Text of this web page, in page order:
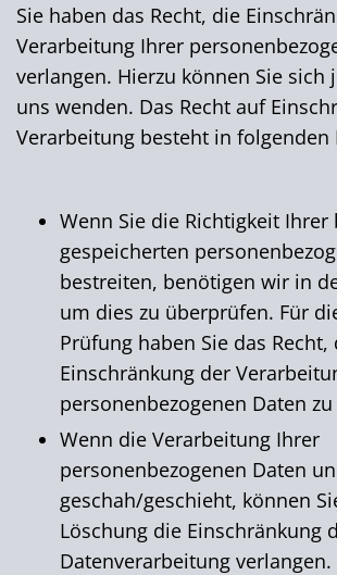
Sie haben das Recht, die
Verarbeitung Ihrer
verlangen. Hierzu können Sie sich
uns wenden. Das Recht auf
Verarbeitung besteht in folgenden
Wenn Sie die Richtigkeit Ihrer
gespeicherten
bestreiten, benötigen wir in
um dies zu überprüfen. Für
Prüfung haben Sie das Recht,
Einschränkung der
personenbezogenen Daten
Wenn die Verarbeitung Ihrer
personenbezogenen Daten
geschah/geschieht, können
Löschung die Einschränkung
Datenverarbeitung verlangen.